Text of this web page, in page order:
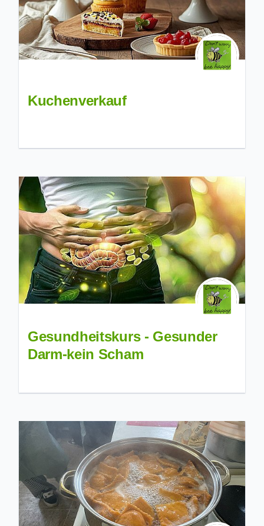
Kuchenverkauf
Gesundheitskurs - Gesunder
Darm-kein Scham